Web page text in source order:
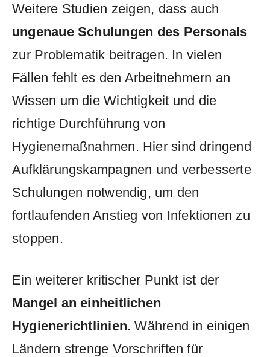
Weitere Studien ⁢zeigen, dass auch ‍
ungenaue Schulungen⁤ des Personals
⁣zur Problematik beitragen. In vielen‌
Fällen ‍fehlt es den ⁢Arbeitnehmern an
Wissen um die Wichtigkeit und die
richtige ⁤Durchführung⁤ von⁤
Hygienemaßnahmen. Hier sind dringend‌
Aufklärungskampagnen und verbesserte
Schulungen ⁤notwendig, um den
fortlaufenden Anstieg von​ Infektionen zu
stoppen.
Ein‍ weiterer ⁤kritischer Punkt ist der⁤
Mangel an einheitlichen
Hygienerichtlinien. ‍Während in einigen
Ländern strenge ‍Vorschriften ​für